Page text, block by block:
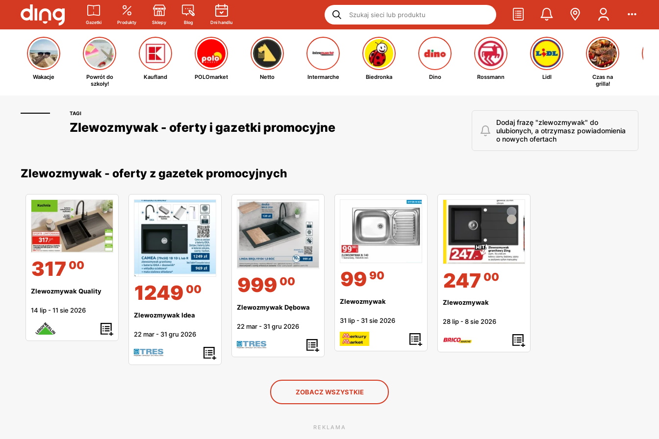
Gazetki Produkty Sklepy Blog Dni handlu
Wakacje
Powrót do
szkoły!
Kaufland POLOmarket Netto Intermarche Biedronka Dino Rossmann Lidl
Czas na
grilla!
TAGI
Zlewozmywak - oferty i gazetki promocyjne
Dodaj frazę "zlewozmywak" do
ulubionych, a otrzymasz powiadomienia
o nowych ofertach
Zlewozmywak - oferty z gazetek promocyjnych
317 00
Zlewozmywak Quality
14 lip -11 sie 2026
1249 00
Zlewozmywak Idea
22 mar - 31 gru 2026
999 00
Zlewozmywak Dębowa
22 mar - 31 gru 2026
99 90
Zlewozmywak
31 lip - 31 sie 2026
247 00
Zlewozmywak
28 lip -8 sie 2026
ZOBACZ WSZYSTKIE
REKLAMA